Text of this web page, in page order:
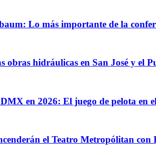
Lo más importante de la
obras hidráulicas en San José y el
en 2026: El juego de pelota en
el Teatro Metropólitan con